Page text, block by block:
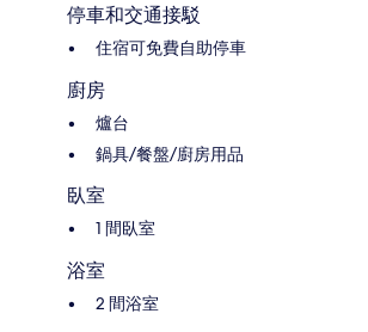
停車和交通接駁
住宿可免費自助停車
廚房
爐台
鍋具/餐盤/廚房用品
臥室
1 間臥室
浴室
2 間浴室